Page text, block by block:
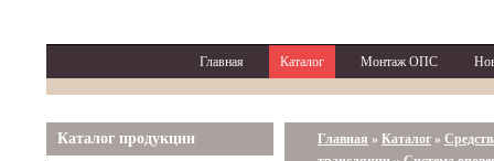
Главная Каталог Монтаж ОПС
Каталог продукции Главная » Каталог »